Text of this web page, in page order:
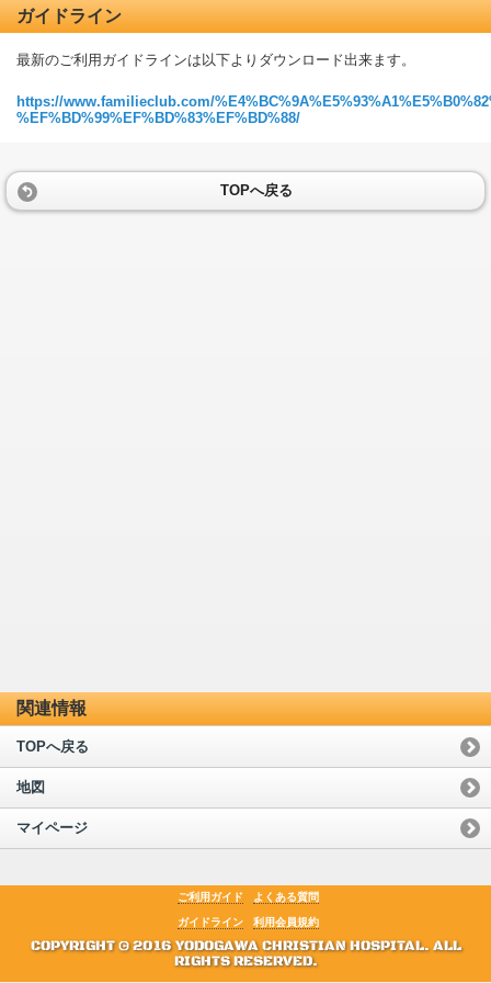
ガイドライン
最新のご利用ガイドラインは以下よりダウンロード出来ます。
https://www.familieclub.com/
%EF%BD%99%EF%BD%83%EF%BD%88/
TOPへ戻る
関連情報
TOPへ戻る
地図
マイページ
ご利用ガイド よくある質問
ガイドライン 利用会員規約
COPYRIGHT © 2016 YODOGAWA CHRISTIAN HOSPITAL. ALL
RIGHTS RESERVED.